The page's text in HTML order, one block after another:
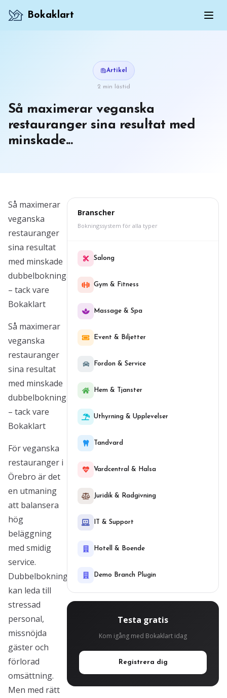
Bokaklart
Artikel
2 min lästid
Så maximerar veganska
restauranger sina resultat med
minskade...
Så maximerar
veganska
restauranger
sina resultat
med minskade
dubbelbokningar
– tack vare
Bokaklart
Så maximerar
veganska
restauranger
sina resultat
med minskade
dubbelbokningar
– tack vare
Bokaklart
För veganska
restauranger i
Örebro är det
en utmaning
att balansera
hög
beläggning
med smidig
service.
Dubbelbokningar
kan leda till
stressad
personal,
missnöjda
gäster och
förlorad
omsättning.
Men med rätt
Branscher
Bokningssystem för alla typer
Salong
Gym & Fitness
Massage & Spa
Event & Biljetter
Fordon & Service
Hem & Tjanster
Uthyrning & Upplevelser
Tandvard
Vardcentral & Halsa
Juridik & Radgivning
IT & Support
Hotell & Boende
Demo Branch Plugin
Testa gratis
Kom igång med Bokaklart idag
Registrera dig